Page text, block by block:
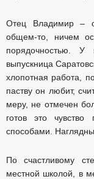
Отец Владимир –
общем-то, ничем
порядочностью.
выпускница
хлопотная работа,
паству он любит,
меру, не отмечен
готов это чувство
способами.
По счастливому
местной школой, в